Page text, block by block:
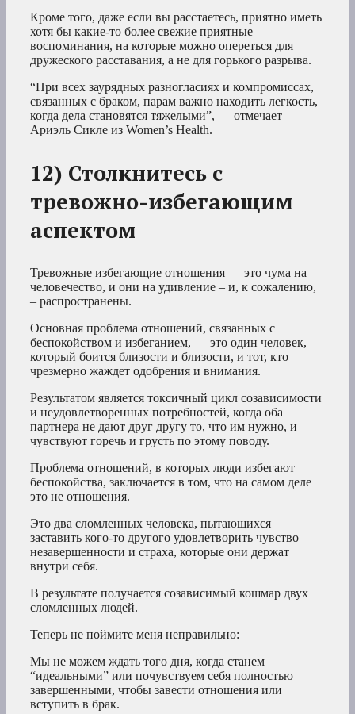
Кроме того, даже если вы расстаетесь, приятно иметь
хотя бы какие-то более свежие приятные
воспоминания, на которые можно опереться для
дружеского расставания, а не для горького разрыва.
“При всех заурядных разногласиях и компромиссах,
связанных с браком, парам важно находить легкость,
когда дела становятся тяжелыми”, — отмечает
Ариэль Сикле из Women’s Health.
12) Столкнитесь с
тревожно-избегающим
аспектом
Тревожные избегающие отношения — это чума на
человечество, и они на удивление – и, к сожалению,
– распространены.
Основная проблема отношений, связанных с
беспокойством и избеганием, — это один человек,
который боится близости и близости, и тот, кто
чрезмерно жаждет одобрения и внимания.
Результатом является токсичный цикл созависимости
и неудовлетворенных потребностей, когда оба
партнера не дают друг другу то, что им нужно, и
чувствуют горечь и грусть по этому поводу.
Проблема отношений, в которых люди избегают
беспокойства, заключается в том, что на самом деле
это не отношения.
Это два сломленных человека, пытающихся
заставить кого-то другого удовлетворить чувство
незавершенности и страха, которые они держат
внутри себя.
В результате получается созависимый кошмар двух
сломленных людей.
Теперь не поймите меня неправильно:
Мы не можем ждать того дня, когда станем
“идеальными” или почувствуем себя полностью
завершенными, чтобы завести отношения или
вступить в брак.